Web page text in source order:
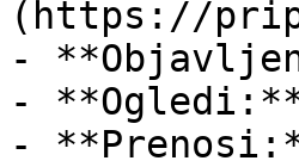
(https://
-
-
-